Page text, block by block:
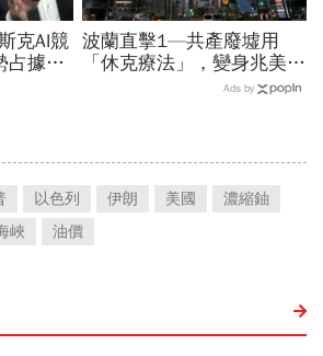
克AI競
占據重
波蘭直擊1—共產廢墟用
「休克療法」，變身兆美元
經濟體！「野牛瀕死」如何
Ads by
以色列 伊朗 美國
濃縮鈾
峽 油價